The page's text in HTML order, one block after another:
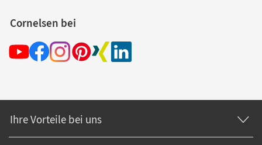
Cornelsen bei
Ihre Vorteile bei uns